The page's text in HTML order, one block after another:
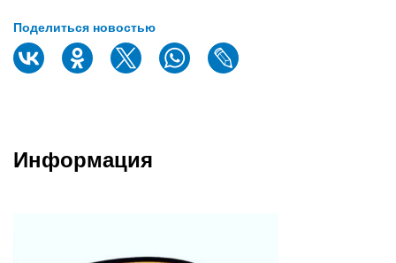
Поделиться новостью
Информация